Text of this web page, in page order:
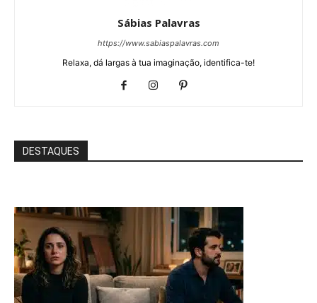
Sábias Palavras
https://www.sabiaspalavras.com
Relaxa, dá largas à tua imaginação, identifica-te!
DESTAQUES